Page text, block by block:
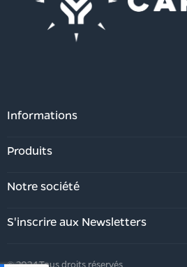
Informations
Produits
Notre société
S'inscrire aux Newsletters
© 2024 Tous droits réservés